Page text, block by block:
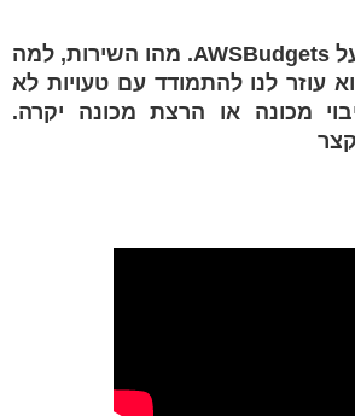
בפרק זה דיברנו על AWSBudgets. מהו השירות, למה
עוזר לנו להתמודד עם טעויות לא
מכונה או הרצת מכונה יקרה.